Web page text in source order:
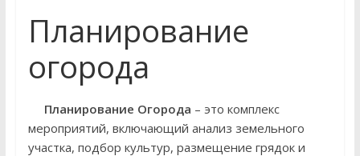
Планирование
огорода
Планирование Огорода – это комплекс
мероприятий, включающий анализ земельного
участка, подбор культур, размещение грядок и